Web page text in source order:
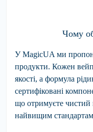
Чому
У MagicUA ми
продукти. Кожен
якості, а формула
сертифіковані
що отримуєте чистий
найвищим